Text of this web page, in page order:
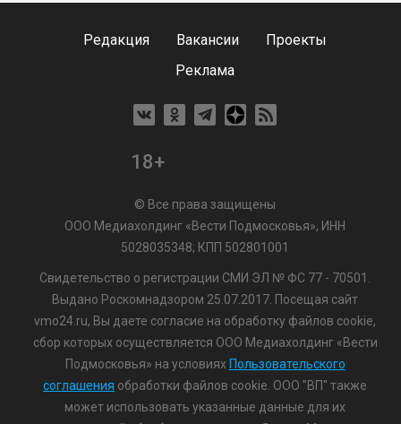
Редакция Вакансии
Проекты
Реклама
18+
© Все права защищены
ООО Медиахолдинг «Вести Подмосковья», ИНН
5028035348; КПП 502801001
Свидетельство о регистрации СМИ ЭЛ № ФС 77 - 70501.
Выдано Роскомнадзором 25.07.2017. Посещая сайт
vmo24.ru, Вы даете согласие на обработку файлов cookie,
сбор которых осуществляется ООО Медиахолдинг «Вести
Подмосковья» на условиях Пользовательского
соглашения обработки файлов cookie. ООО "ВП" также
может использовать указанные данные для их